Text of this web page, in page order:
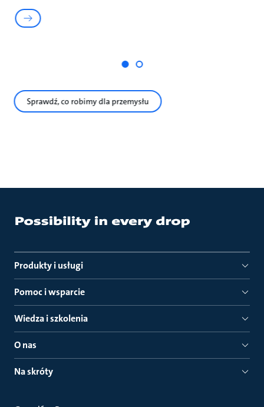
Sprawdź, co robimy dla przemysłu
Produkty i usługi
Pomoc i wsparcie
Wiedza i szkolenia
O nas
Na skróty